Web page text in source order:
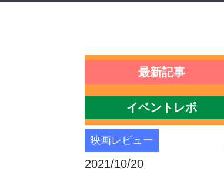
最新記事
イベントレポ
映画レビュー
2021/10/20